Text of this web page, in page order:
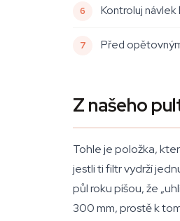
Kontroluj
Před
Z našeho
Tohle je položka,
jestli ti filtr vydrží
půl roku píšou, že
300 mm, prostě k